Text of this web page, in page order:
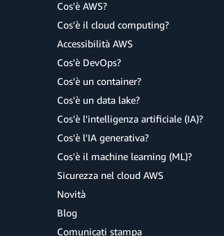
Cos'è AWS?
Cos'è il cloud computing?
Accessibilità AWS
Cos'è DevOps?
Cos'è un container?
Cos'è un data lake?
Cos'è l'intelligenza artificiale (IA)?
Cos'è l'IA generativa?
Cos'è il machine learning (ML)?
Sicurezza nel cloud AWS
Novità
Blog
Comunicati stampa